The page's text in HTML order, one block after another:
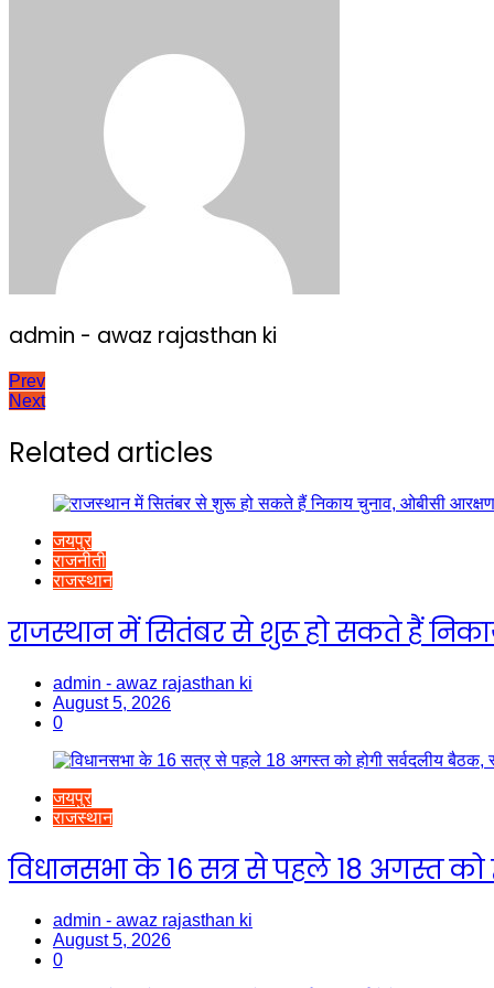
admin - awaz rajasthan ki
Post
Prev
Next
Related articles
जयपुर
राजनीती
राजस्थान
राजस्थान में सितंबर से शुरू हो सकते हैं निकाय
admin - awaz rajasthan ki
August 5, 2026
0
जयपुर
राजस्थान
विधानसभा के 16 सत्र से पहले 18 अगस्त
admin - awaz rajasthan ki
August 5, 2026
0